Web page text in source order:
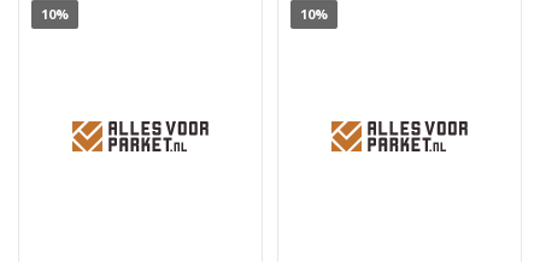
10% 10%